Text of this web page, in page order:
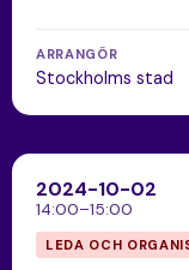
ARRANGÖR
Stockholms stad
2024-10-02
14:00–15:00
LEDA OCH